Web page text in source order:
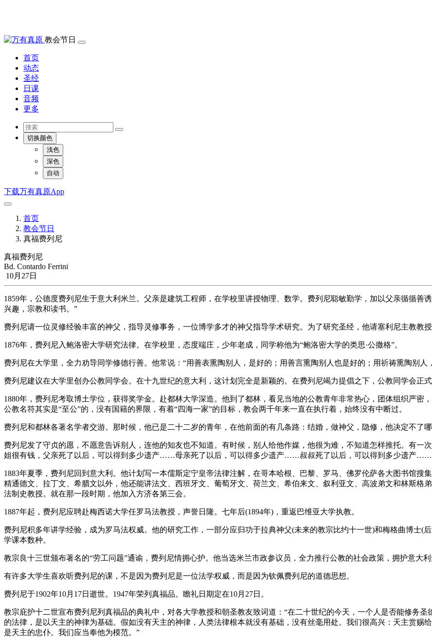
教会节日
首页
动态
圣经
日课
音频
更多
切换颜色
浅色
深色
自动
下载万有真原App
首页
教会节日
真福费列尼
真福费列尼
Bd. Contardo Ferrini
10月27日
1859年，公德度费列尼生于意大利米兰。父亲是建筑工程师，在学校里讲授物理、数学。费列尼聪敏勤学，加以父亲循循善
兴趣，宗教和读书。”
费列尼请一位灵修经验丰富的神父，指导灵修事务，一位博学多才的神父指导学术研究。为了研究圣经，他请塞利尼主教教授
1876年，费列尼入鲍洛密大学研究法律。在学校里，态度端庄，少年老成，同学称他为“鲍洛密大学的类思·公撒格”。
费列尼在大学里，全力劝导同学修德行善。他常说：“用善表熏陶别人，是好的；用善言熏陶别人也是好的；用祈祷熏陶别人
费列尼建议在大学里创办公教同学会。在十九世纪的意大利，这计划完全是新颖的。在费列尼竭力提倡之下，公教同学会正式
1880年，费列尼考取博土学位，获得奖学金。赴都林大学深造。他到了都林，看见当地的公教青年非常热心，团体组织严密
公教名符其实是“至公”的，没有国籍的界限，有着“四海一家”的目标，教会两千年来一直在执行着，始终没有中断过。
费列尼和都林各著名学者交游。那时候，他已是二十二岁的青年，在他前面的有几条路：结婚，做神父，隐修，他决定不了
费列尼发了守贞的愿，不愿意告诉别人，连他的知友也不知道。有时候，别人给他作媒，他很为难，不知道怎样推托。有一
姐很有钱，父亲死了以后，可以得到多少遗产……母亲死了以后，可以得多少遗产……叔叔死了以后，可以得到多少遗产
1883年夏季，费列尼回到意大利。他计划写一本儒斯定宁皇帝法律注解，在哥本哈根、巴黎、罗马、佛罗伦萨各大图书馆搜
精通德文、拉丁文、希腊文以外，他还能讲法文、西班牙文、葡萄牙文、荷兰文、希伯来文、叙利亚文、高波弟文和林斯格
法制史教授。就在那一段时期，他加入方济各第三会。
1887年起，费列尼应聘赴梅西诺大学任罗马法教授，声誉日隆。七年后(1894年)，重返巴维亚大学执教。
费列尼积多年讲学经验，成为罗马法权威。他的研究工作，一部分应归功于拉典神父(未来的教宗比约十一世)和梅格曲博士(
学课本数种。
教宗良十三世颁布著名的“劳工问题”通谕，费列尼情拥心护。他当选米兰市政参议员，全力推行公教的社会政策，拥护意大
有许多大学生喜欢听费列尼的课，不是因为费列尼是一位法学权威，而是因为钦佩费列尼的道德思想。
费列尼于1902年10月17日逝世。1947年荣列真福品。瞻礼日期定在10月27日。
教宗庇护十二世宣布费列尼列真福品的典礼中，对各大学教授和朝圣教友致词道：“在二十世纪的今天，一个人是否能修务圣
的法律，是以天主的神律为基础。假如没有天主的神律，人类法律根本就没有基础，没有丝毫用处。我们很高兴：天主赏赐
是天主的忠仆。我们应当奉他为模范。”